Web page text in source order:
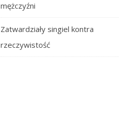
mężczyźni
Zatwardziały singiel kontra
rzeczywistość